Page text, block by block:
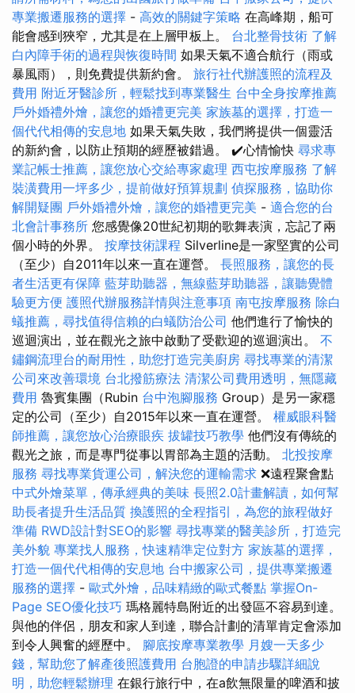
專業搬遷服務的選擇 - 高效的關鍵字策略 在高峰期，船可
能會感到狹窄，尤其是在上層甲板上。 台北整骨技術 了解
白內障手術的過程與恢復時間 如果天氣不適合航行（雨或
暴風雨），則免費提供新約會。 旅行社代辦護照的流程及
費用 附近牙醫診所，輕鬆找到專業醫生 台中全身按摩推薦
戶外婚禮外燴，讓您的婚禮更完美 家族墓的選擇，打造一
個代代相傳的安息地 如果天氣失敗，我們將提供一個靈活
的新約會，以防止預期的經歷被錯過。 ✔️心情愉快 尋求專
業記帳士推薦，讓您放心交給專家處理 西屯按摩服務 了解
裝潢費用一坪多少，提前做好預算規劃 偵探服務，協助你
解開疑團 戶外婚禮外燴，讓您的婚禮更完美 - 適合您的台
北會計事務所 您感覺像20世紀初期的歌舞表演，忘記了兩
個小時的外界。 按摩技術課程 Silverline是一家堅實的公司
（至少）自2011年以來一直在運營。 長照服務，讓您的長
者生活更有保障 藍芽助聽器，無線藍芽助聽器，讓聽覺體
驗更方便 護照代辦服務詳情與注意事項 南屯按摩服務 除白
蟻推薦，尋找值得信賴的白蟻防治公司 他們進行了愉快的
巡迴演出，並在觀光之旅中啟動了受歡迎的巡迴演出。 不
鏽鋼流理台的耐用性，助您打造完美廚房 尋找專業的清潔
公司來改善環境 台北撥筋療法 清潔公司費用透明，無隱藏
費用 魯賓集團（Rubin 台中泡腳服務 Group）是另一家穩
定的公司（至少）自2015年以來一直在運營。 權威眼科醫
師推薦，讓您放心治療眼疾 拔罐技巧教學 他們沒有傳統的
觀光之旅，而是專門從事以胃部為主題的活動。 北投按摩
服務 尋找專業貨運公司，解決您的運輸需求 ❌遠程聚會點
中式外燴菜單，傳承經典的美味 長照2.0計畫解讀，如何幫
助長者提升生活品質 換護照的全程指引，為您的旅程做好
準備 RWD設計對SEO的影響 尋找專業的醫美診所，打造完
美外貌 專業找人服務，快速精準定位對方 家族墓的選擇，
打造一個代代相傳的安息地 台中搬家公司，提供專業搬遷
服務的選擇 - 歐式外燴，品味精緻的歐式餐點 掌握On-
Page SEO優化技巧 瑪格麗特島附近的出發區不容易到達。
與他的伴侶，朋友和家人到達，聯合計劃的清單肯定會添加
到令人興奮的經歷中。 腳底按摩專業教學 月嫂一天多少
錢，幫助您了解產後照護費用 台胞證的申請步驟詳細說
明，助您輕鬆辦理 在銀行旅行中，在a飲無限量的啤酒和披